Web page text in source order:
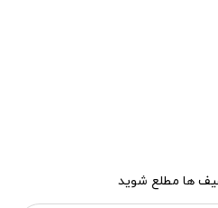
ها مطلع شوید